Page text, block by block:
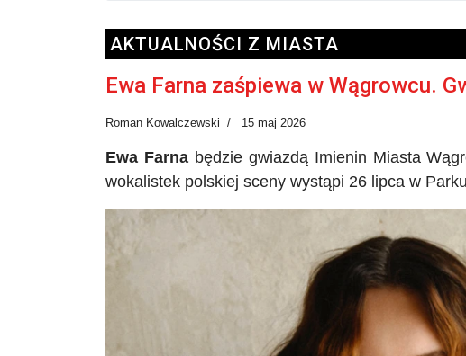
AKTUALNOŚCI Z MIASTA
Ewa Farna zaśpiewa w Wągrowcu.
Roman Kowalczewski 15 maj 2026
Ewa Farnabędzie gwiazdą Imienin Miasta
wokalistek polskiej sceny wystąpi 26 lipca w